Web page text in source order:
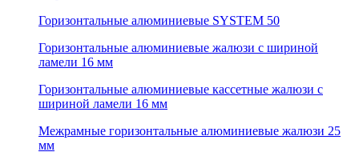
Горизонтальные алюминиевые SYSTEM 50
Горизонтальные алюминиевые жалюзи с шириной
ламели 16 мм
Горизонтальные алюминиевые кассетные жалюзи с
шириной ламели 16 мм
Межрамные горизонтальные алюминиевые жалюзи 25
мм